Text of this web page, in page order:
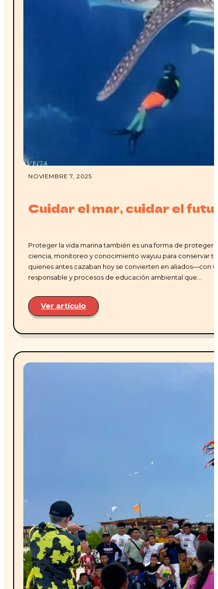
NOVIEMBRE 7, 2025
Cuidar el mar, cuidar el
Proteger la vida marina también es una forma de proteger
ciencia, monitoreo y conocimiento wayuu para conservar
quienes antes cazaban hoy se convierten en aliados—con
responsable y procesos de educación ambiental que…
Ver artículo